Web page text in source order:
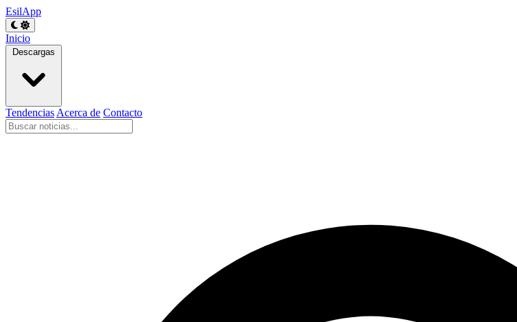
EsilApp
Inicio
Descargas
Tendencias Acerca de Contacto